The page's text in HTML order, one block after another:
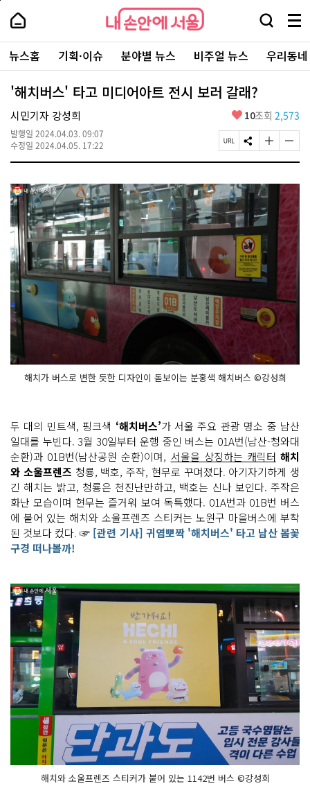
본
로
가
내
손
안
에
서
울
-
서
울
시
대
표
소
포
털
내
손
에
울
검
창
열
기
메
뉴
전
체
보
주
요
서
뉴스홈 기획·이슈 분야별 뉴스 비주얼 뉴스 우리동
'해치버스' 타고 미디어아트 전시 보러 갈래?
시민기자 강성희
발행일 2024.04.03. 09:07
수정일 2024.04.05. 17:22
좋
요
10조회 2,573
페
이
U
R
L
복
사
S
N
공
유
기
글
자
기
변
글
자
기
게
변
경
하
기
해치가 버스로 변한 듯한 디자인이 돋보이는 분홍색 해치버스 ©강성희
두 대의 민트색, 핑크색 ‘해치버스’가 서울 주요 관광 명소 중 남산
일대를 누빈다. 3월 30일부터 운행 중인 버스는 01A번(남산-청와대
순환)과 01B번(남산공원 순환)이며, 서울을 상징하는 캐릭터 해치
와 소울프렌즈 청룡, 백호, 주작, 현무로 꾸며졌다. 아기자기하게 생
긴 해치는 밝고, 청룡은 천진난만하고, 백호는 신나 보인다. 주작은
화난 모습이며 현무는 즐거워 보여 독특했다. 01A번과 01B번 버스
에 붙어 있는 해치와 소울프렌즈 스티커는 노원구 마을버스에 부착
된 것보다 컸다. ☞ [관련 기사] 귀염뽀짝 '해치버스' 타고 남산 봄꽃
구경 떠나볼까!
해치와 소울프렌즈 스티커가 붙어 있는 1142번 버스 ©강성희
페
상
단
로